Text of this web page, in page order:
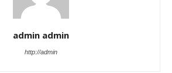
admin admin
http://admin